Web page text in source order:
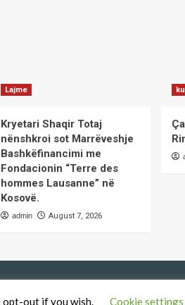
Lajme
Kryetari Shaqir Totaj
nënshkroi sot Marrëveshje
Bashkëfinancimi me
Fondacionin “Terre des
hommes Lausanne” në
Kosovë.
admin August 7, 2026
opt-out if you wish. Cookie settings